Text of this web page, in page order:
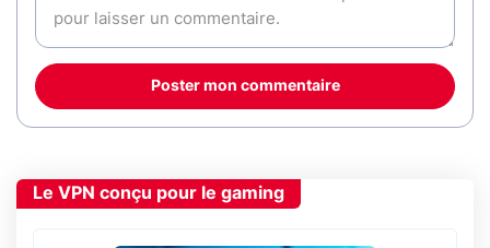
Poster mon commentaire
Le VPN conçu pour le gaming